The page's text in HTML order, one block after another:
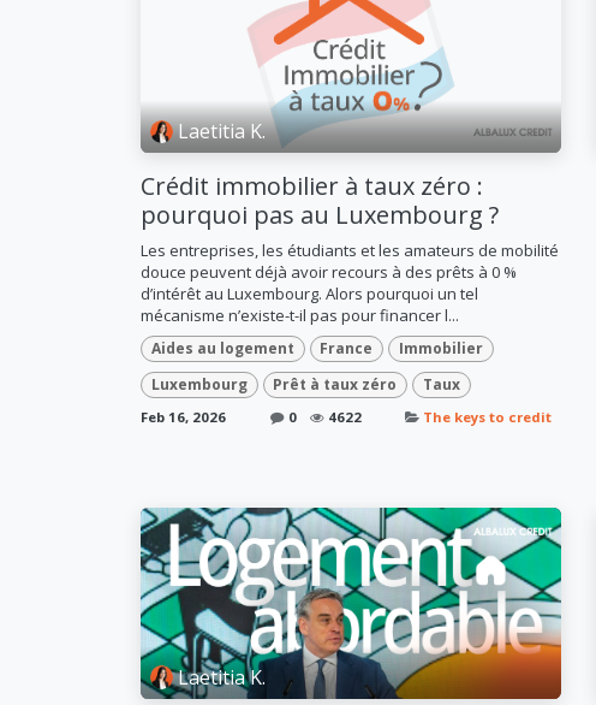
Laetitia K.
Crédit immobilier à taux zéro :
pourquoi pas au Luxembourg ?
Les entreprises, les étudiants et les amateurs de mobilité
douce peuvent déjà avoir recours à des prêts à 0 %
d’intérêt au Luxembourg. Alors pourquoi un tel
mécanisme n’existe-t-il pas pour financer l...
Aides au logement France
Immobilier
Luxembourg
Prêt à taux zéro Taux
Feb 16, 2026 0 4622 The keys to credit
Laetitia K.